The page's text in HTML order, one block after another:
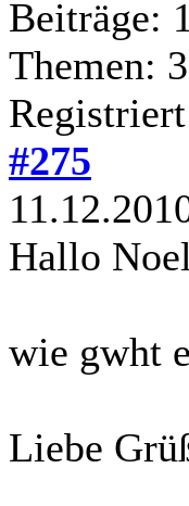
Beiträge:
Themen: 3
#275
Hallo
wie gwht
Liebe